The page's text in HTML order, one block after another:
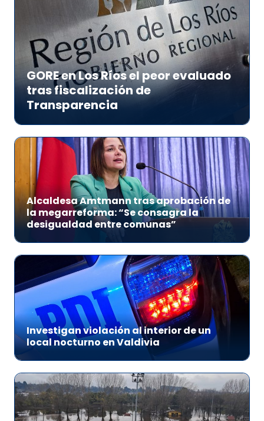
GORE en Los Ríos el peor evaluado
tras fiscalización de
Transparencia
Alcaldesa Amtmann tras aprobación de
la megarreforma: “Se consagra la
desigualdad entre comunas”
Investigan violación al interior de un
local nocturno en Valdivia